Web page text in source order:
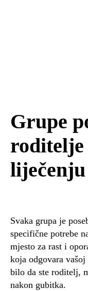
Grupe
roditelje
liječenju
Svaka grupa je
specifične potrebe
mjesto za rast i
koja odgovara
bilo da ste roditelj,
nakon gubitka.